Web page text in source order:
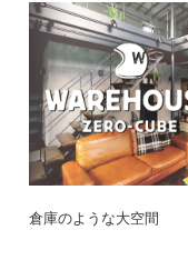
倉庫のような大空間